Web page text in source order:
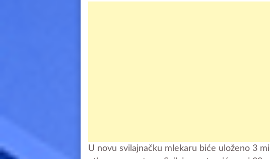
U novu svilajnačku mlekaru biće uloženo 3